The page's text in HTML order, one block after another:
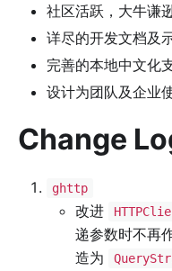
社区活跃，大牛谦
详尽的开发文档及
完善的本地中文化
设计为团队及企业
Change
ghttp
改进
递参数时不再
造为